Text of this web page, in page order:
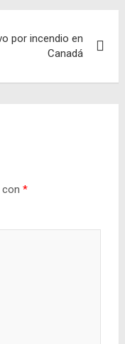
por incendio en
Canadá
*